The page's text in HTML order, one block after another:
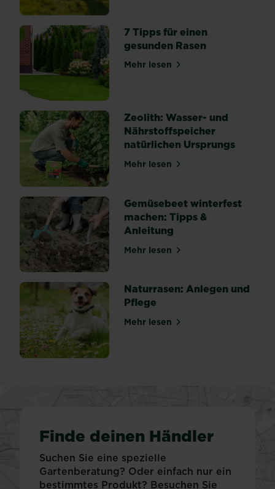
7 Tipps für einen
gesunden Rasen
Mehr lesenüber 7 Tipps für einen
Zeolith: Wasser- und
Nährstoffspeicher
natürlichen Ursprungs
Mehr lesenüber Zeolith: Wasser- und
Gemüsebeet winterfest
machen: Tipps &
Anleitung
Mehr lesenüber Gemüsebeet
Naturrasen: Anlegen und
Pflege
Mehr lesenüber Naturrasen: Anlegen
Finde deinen Händler
Suchen Sie eine spezielle
Gartenberatung? Oder einfach nur ein
bestimmtes Produkt? Besuchen Sie